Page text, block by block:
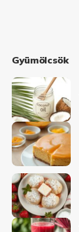
Gyümölcsök